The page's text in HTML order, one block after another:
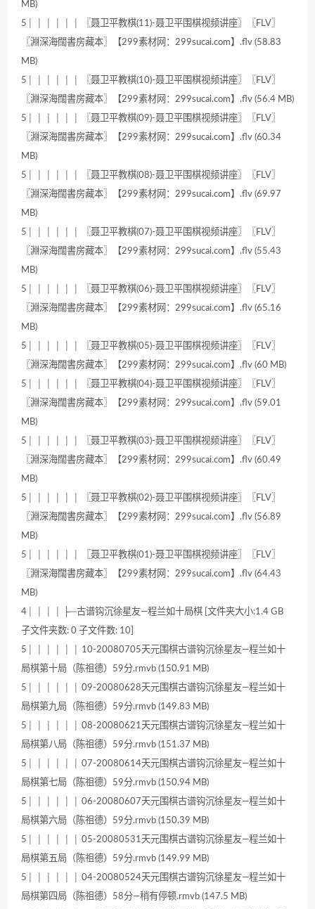
MB)
5│ │ │ │ │ │ 〖聂卫平教棋(11)-聂卫平围棋视频讲座〗〖FLV〗
〖淵深海闊書房藏本〗【299素材网：299sucai.com】.flv (58.83
MB)
5│ │ │ │ │ │ 〖聂卫平教棋(10)-聂卫平围棋视频讲座〗〖FLV〗
〖淵深海闊書房藏本〗【299素材网：299sucai.com】.flv (56.4 MB)
5│ │ │ │ │ │ 〖聂卫平教棋(09)-聂卫平围棋视频讲座〗〖FLV〗
〖淵深海闊書房藏本〗【299素材网：299sucai.com】.flv (60.34
MB)
5│ │ │ │ │ │ 〖聂卫平教棋(08)-聂卫平围棋视频讲座〗〖FLV〗
〖淵深海闊書房藏本〗【299素材网：299sucai.com】.flv (69.97
MB)
5│ │ │ │ │ │ 〖聂卫平教棋(07)-聂卫平围棋视频讲座〗〖FLV〗
〖淵深海闊書房藏本〗【299素材网：299sucai.com】.flv (55.43
MB)
5│ │ │ │ │ │ 〖聂卫平教棋(06)-聂卫平围棋视频讲座〗〖FLV〗
〖淵深海闊書房藏本〗【299素材网：299sucai.com】.flv (65.16
MB)
5│ │ │ │ │ │ 〖聂卫平教棋(05)-聂卫平围棋视频讲座〗〖FLV〗
〖淵深海闊書房藏本〗【299素材网：299sucai.com】.flv (60 MB)
5│ │ │ │ │ │ 〖聂卫平教棋(04)-聂卫平围棋视频讲座〗〖FLV〗
〖淵深海闊書房藏本〗【299素材网：299sucai.com】.flv (59.01
MB)
5│ │ │ │ │ │ 〖聂卫平教棋(03)-聂卫平围棋视频讲座〗〖FLV〗
〖淵深海闊書房藏本〗【299素材网：299sucai.com】.flv (60.49
MB)
5│ │ │ │ │ │ 〖聂卫平教棋(02)-聂卫平围棋视频讲座〗〖FLV〗
〖淵深海闊書房藏本〗【299素材网：299sucai.com】.flv (56.89
MB)
5│ │ │ │ │ │ 〖聂卫平教棋(01)-聂卫平围棋视频讲座〗〖FLV〗
〖淵深海闊書房藏本〗【299素材网：299sucai.com】.flv (64.43
MB)
4│ │ │ │ ├─古谱钩沉徐星友—程兰如十局棋 [文件夹大小:1.4 GB
子文件夹数: 0 子文件数: 10]
5│ │ │ │ │ │ 10-20080705天元围棋古谱钩沉徐星友—程兰如十
局棋第十局（陈祖德）59分.rmvb (150.91 MB)
5│ │ │ │ │ │ 09-20080628天元围棋古谱钩沉徐星友—程兰如十
局棋第九局（陈祖德）59分.rmvb (149.83 MB)
5│ │ │ │ │ │ 08-20080621天元围棋古谱钩沉徐星友—程兰如十
局棋第八局（陈祖德）59分.rmvb (151.37 MB)
5│ │ │ │ │ │ 07-20080614天元围棋古谱钩沉徐星友—程兰如十
局棋第七局（陈祖德）59分.rmvb (150.94 MB)
5│ │ │ │ │ │ 06-20080607天元围棋古谱钩沉徐星友—程兰如十
局棋第六局（陈祖德）59分.rmvb (150.39 MB)
5│ │ │ │ │ │ 05-20080531天元围棋古谱钩沉徐星友—程兰如十
局棋第五局（陈祖德）59分.rmvb (149.99 MB)
5│ │ │ │ │ │ 04-20080524天元围棋古谱钩沉徐星友—程兰如十
局棋第四局（陈祖德）58分—稍有停顿.rmvb (147.5 MB)